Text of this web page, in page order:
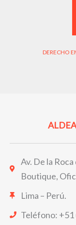
DERECHO
Av. De la
Boutique,
Lima – Perú.
Teléfono: +51